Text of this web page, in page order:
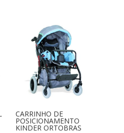
CARRINHO DE
POSICIONAMENTO
KINDER ORTOBRAS